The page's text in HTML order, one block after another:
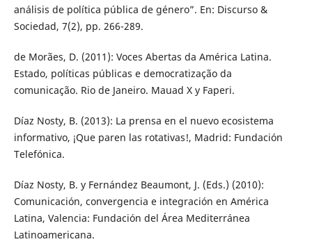
análisis de política pública de género”. En: Discurso &
Sociedad, 7(2), pp. 266-289.
de Morães, D. (2011): Voces Abertas da América Latina.
Estado, políticas públicas e democratização da
comunicação. Rio de Janeiro. Mauad X y Faperi.
Díaz Nosty, B. (2013): La prensa en el nuevo ecosistema
informativo, ¡Que paren las rotativas!, Madrid: Fundación
Telefónica.
Díaz Nosty, B. y Fernández Beaumont, J. (Eds.) (2010):
Comunicación, convergencia e integración en América
Latina, Valencia: Fundación del Área Mediterránea
Latinoamericana.